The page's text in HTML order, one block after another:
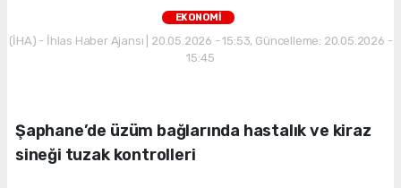
EKONOMİ
(İHA) - İhlas Haber Ajansı | 20.05.2026 - 15:53, Güncelleme: 20.05.2026 -
15:45
Şaphane’de üzüm bağlarında hastalık ve kiraz
sineği tuzak kontrolleri